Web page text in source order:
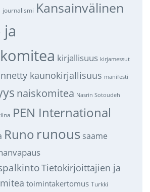
journalismi Kansainvälinen
ja
kirjallisuus kirjamessut
kaunokirjallisuus manifesti
naiskomitea Nasrin Sotoudeh
PEN International
Runo runous saame
Tietokirjoittajien ja
toimintakertomus Turkki